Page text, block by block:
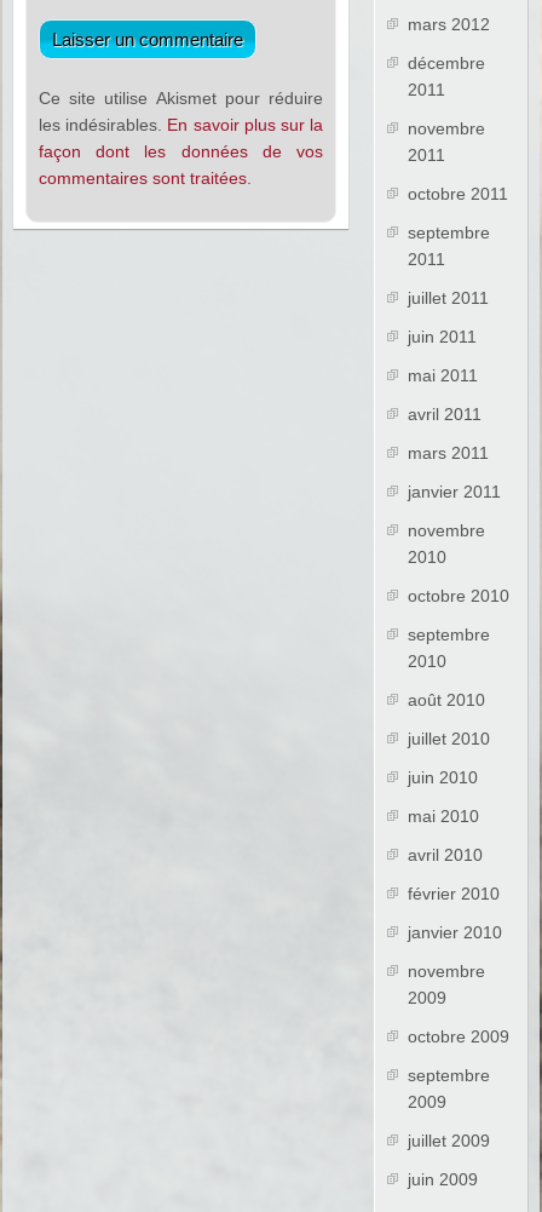
Ce site utilise Akismet pour réduire
les indésirables. En savoir plus sur la
façon dont les données de vos
commentaires sont traitées
mars 2012
décembre
2011
novembre
2011
octobre 2011
septembre
2011
juillet 2011
juin 2011
mai 2011
avril 2011
mars 2011
janvier 2011
novembre
2010
octobre 2010
septembre
2010
août 2010
juillet 2010
juin 2010
mai 2010
avril 2010
février 2010
janvier 2010
novembre
2009
octobre 2009
septembre
2009
juillet 2009
juin 2009